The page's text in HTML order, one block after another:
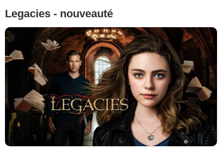
Legacies - nouveauté